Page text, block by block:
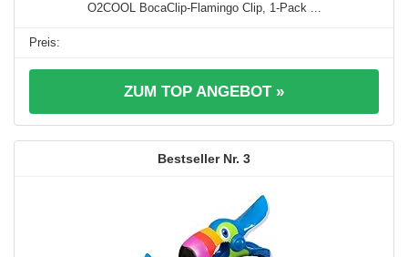
O2COOL BocaClip-Flamingo Clip, 1-Pack ...
ZUM TOP ANGEBOT »
3